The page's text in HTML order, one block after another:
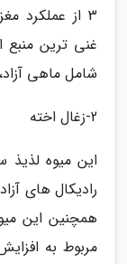
3 از
غنی ترین
شامل ماهی
2-زغال اخته
این میوه
رادیکال های
همچنین این
مربوط به